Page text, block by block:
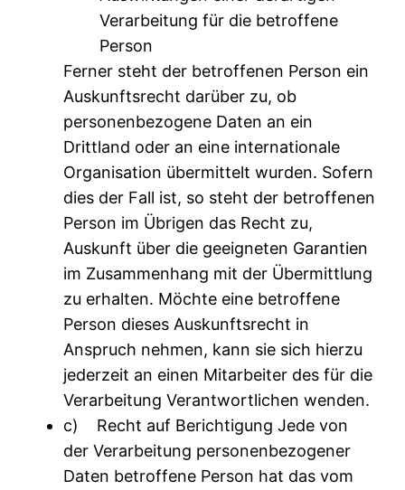
Verarbeitung für die betroffene
Person
Ferner steht der betroffenen Person ein
Auskunftsrecht darüber zu, ob
personenbezogene Daten an ein
Drittland oder an eine internationale
Organisation übermittelt wurden. Sofern
dies der Fall ist, so steht der betroffenen
Person im Übrigen das Recht zu,
Auskunft über die geeigneten Garantien
im Zusammenhang mit der Übermittlung
zu erhalten. Möchte eine betroffene
Person dieses Auskunftsrecht in
Anspruch nehmen, kann sie sich hierzu
jederzeit an einen Mitarbeiter des für die
Verarbeitung Verantwortlichen wenden.
c) Recht auf Berichtigung Jede von
der Verarbeitung personenbezogener
Daten betroffene Person hat das vom